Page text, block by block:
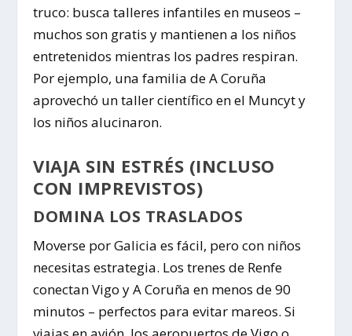
truco: busca talleres infantiles en museos –
muchos son gratis y mantienen a los niños
entretenidos mientras los padres respiran.
Por ejemplo, una familia de A Coruña
aprovechó un taller científico en el Muncyt y
los niños alucinaron.
VIAJA SIN ESTRÉS (INCLUSO
CON IMPREVISTOS)
DOMINA LOS TRASLADOS
Moverse por Galicia es fácil, pero con niños
necesitas estrategia. Los trenes de Renfe
conectan Vigo y A Coruña en menos de 90
minutos – perfectos para evitar mareos. Si